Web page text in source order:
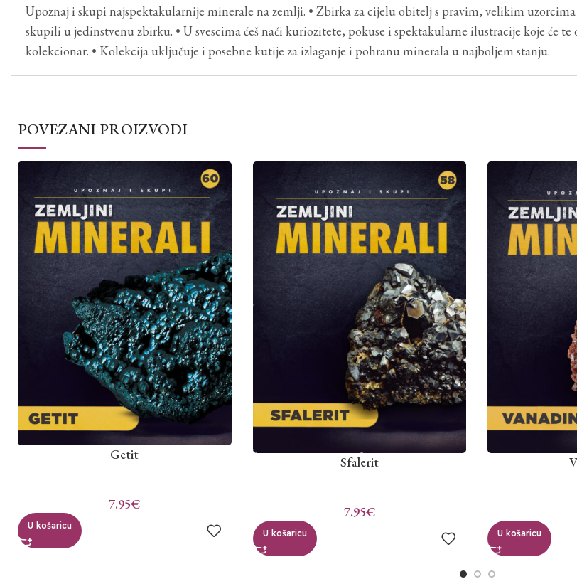
Upoznaj i skupi najspektakularnije minerale na zemlji. • Zbirka za cijelu obitelj s pravim, velikim
skupili u jedinstvenu zbirku. • U svescima ćeš naći kuriozitete, pokuse i spektakularne ilustracije koje će
kolekcionar. • Kolekcija uključuje i posebne kutije za izlaganje i pohranu minerala u najboljem stanju.
POVEZANI PROIZVODI
Getit
7.95€
U košaricu
Sfalerit
7.95€
U košaricu U košaricu